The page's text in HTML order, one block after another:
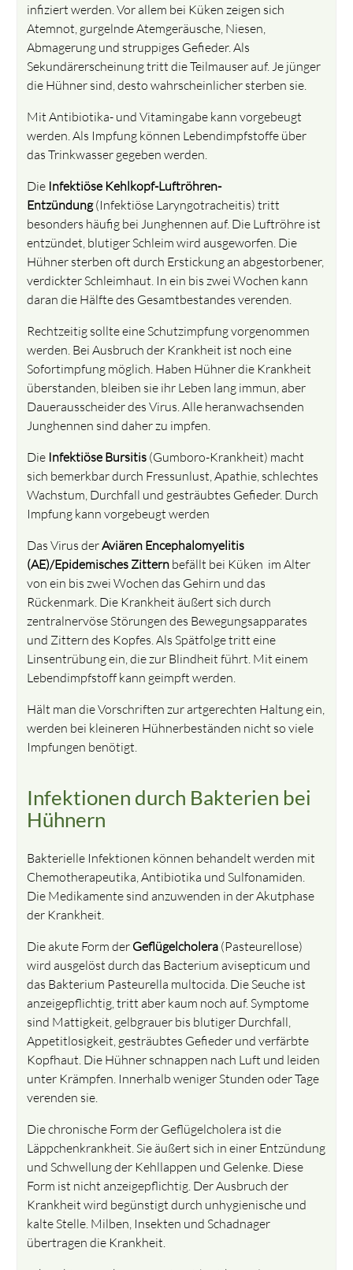
infiziert werden. Vor allem bei Küken zeigen sich
Atemnot, gurgelnde Atemgeräusche, Niesen,
Abmagerung und struppiges Gefieder. Als
Sekundärerscheinung tritt die Teilmauser auf. Je jünger
die Hühner sind, desto wahrscheinlicher sterben sie.
Mit Antibiotika- und Vitamingabe kann vorgebeugt
werden. Als Impfung können Lebendimpfstoffe über
das Trinkwasser gegeben werden.
Die Infektiöse Kehlkopf-Luftröhren-
Entzündung(Infektiöse Laryngotracheitis) tritt
besonders häufig bei Junghennen auf. Die Luftröhre ist
entzündet, blutiger Schleim wird ausgeworfen. Die
Hühner sterben oft durch Erstickung an abgestorbener,
verdickter Schleimhaut. In ein bis zwei Wochen kann
daran die Hälfte des Gesamtbestandes verenden.
Rechtzeitig sollte eine Schutzimpfung vorgenommen
werden. Bei Ausbruch der Krankheit ist noch eine
Sofortimpfung möglich. Haben Hühner die Krankheit
überstanden, bleiben sie ihr Leben lang immun, aber
Dauerausscheider des Virus. Alle heranwachsenden
Junghennen sind daher zu impfen.
Die Infektiöse Bursitis (Gumboro-Krankheit) macht
sich bemerkbar durch Fressunlust, Apathie, schlechtes
Wachstum, Durchfall und gesträubtes Gefieder. Durch
Impfung kann vorgebeugt werden
Das Virus derAviären Encephalomyelitis
(AE)/Epidemisches Zittern befällt bei Küken im Alter
von ein bis zwei Wochen das Gehirn und das
Rückenmark. Die Krankheit äußert sich durch
zentralnervöse Störungen des Bewegungsapparates
und Zittern des Kopfes. Als Spätfolge tritt eine
Linsentrübung ein, die zur Blindheit führt. Mit einem
Lebendimpfstoff kann geimpft werden.
Hält man die Vorschriften zur artgerechten Haltung ein,
werden bei kleineren Hühnerbeständen nicht so viele
Impfungen benötigt.
Infektionen durch Bakterien bei
Hühnern
Bakterielle Infektionen können behandelt werden mit
Chemotherapeutika, Antibiotika und Sulfonamiden.
Die Medikamente sind anzuwenden in der Akutphase
der Krankheit.
Die akute Form der Geflügelcholera (Pasteurellose)
wird ausgelöst durch das Bacterium avisepticum und
das Bakterium Pasteurella multocida. Die Seuche ist
anzeigepflichtig, tritt aber kaum noch auf. Symptome
sind Mattigkeit, gelbgrauer bis blutiger Durchfall,
Appetitlosigkeit, gesträubtes Gefieder und verfärbte
Kopfhaut. Die Hühner schnappen nach Luft und leiden
unter Krämpfen. Innerhalb weniger Stunden oder Tage
verenden sie.
Die chronische Form der Geflügelcholera ist die
Läppchenkrankheit. Sie äußert sich in einer Entzündung
und Schwellung der Kehllappen und Gelenke. Diese
Form ist nicht anzeigepflichtig. Der Ausbruch der
Krankheit wird begünstigt durch unhygienische und
kalte Stelle. Milben, Insekten und Schadnager
übertragen die Krankheit.